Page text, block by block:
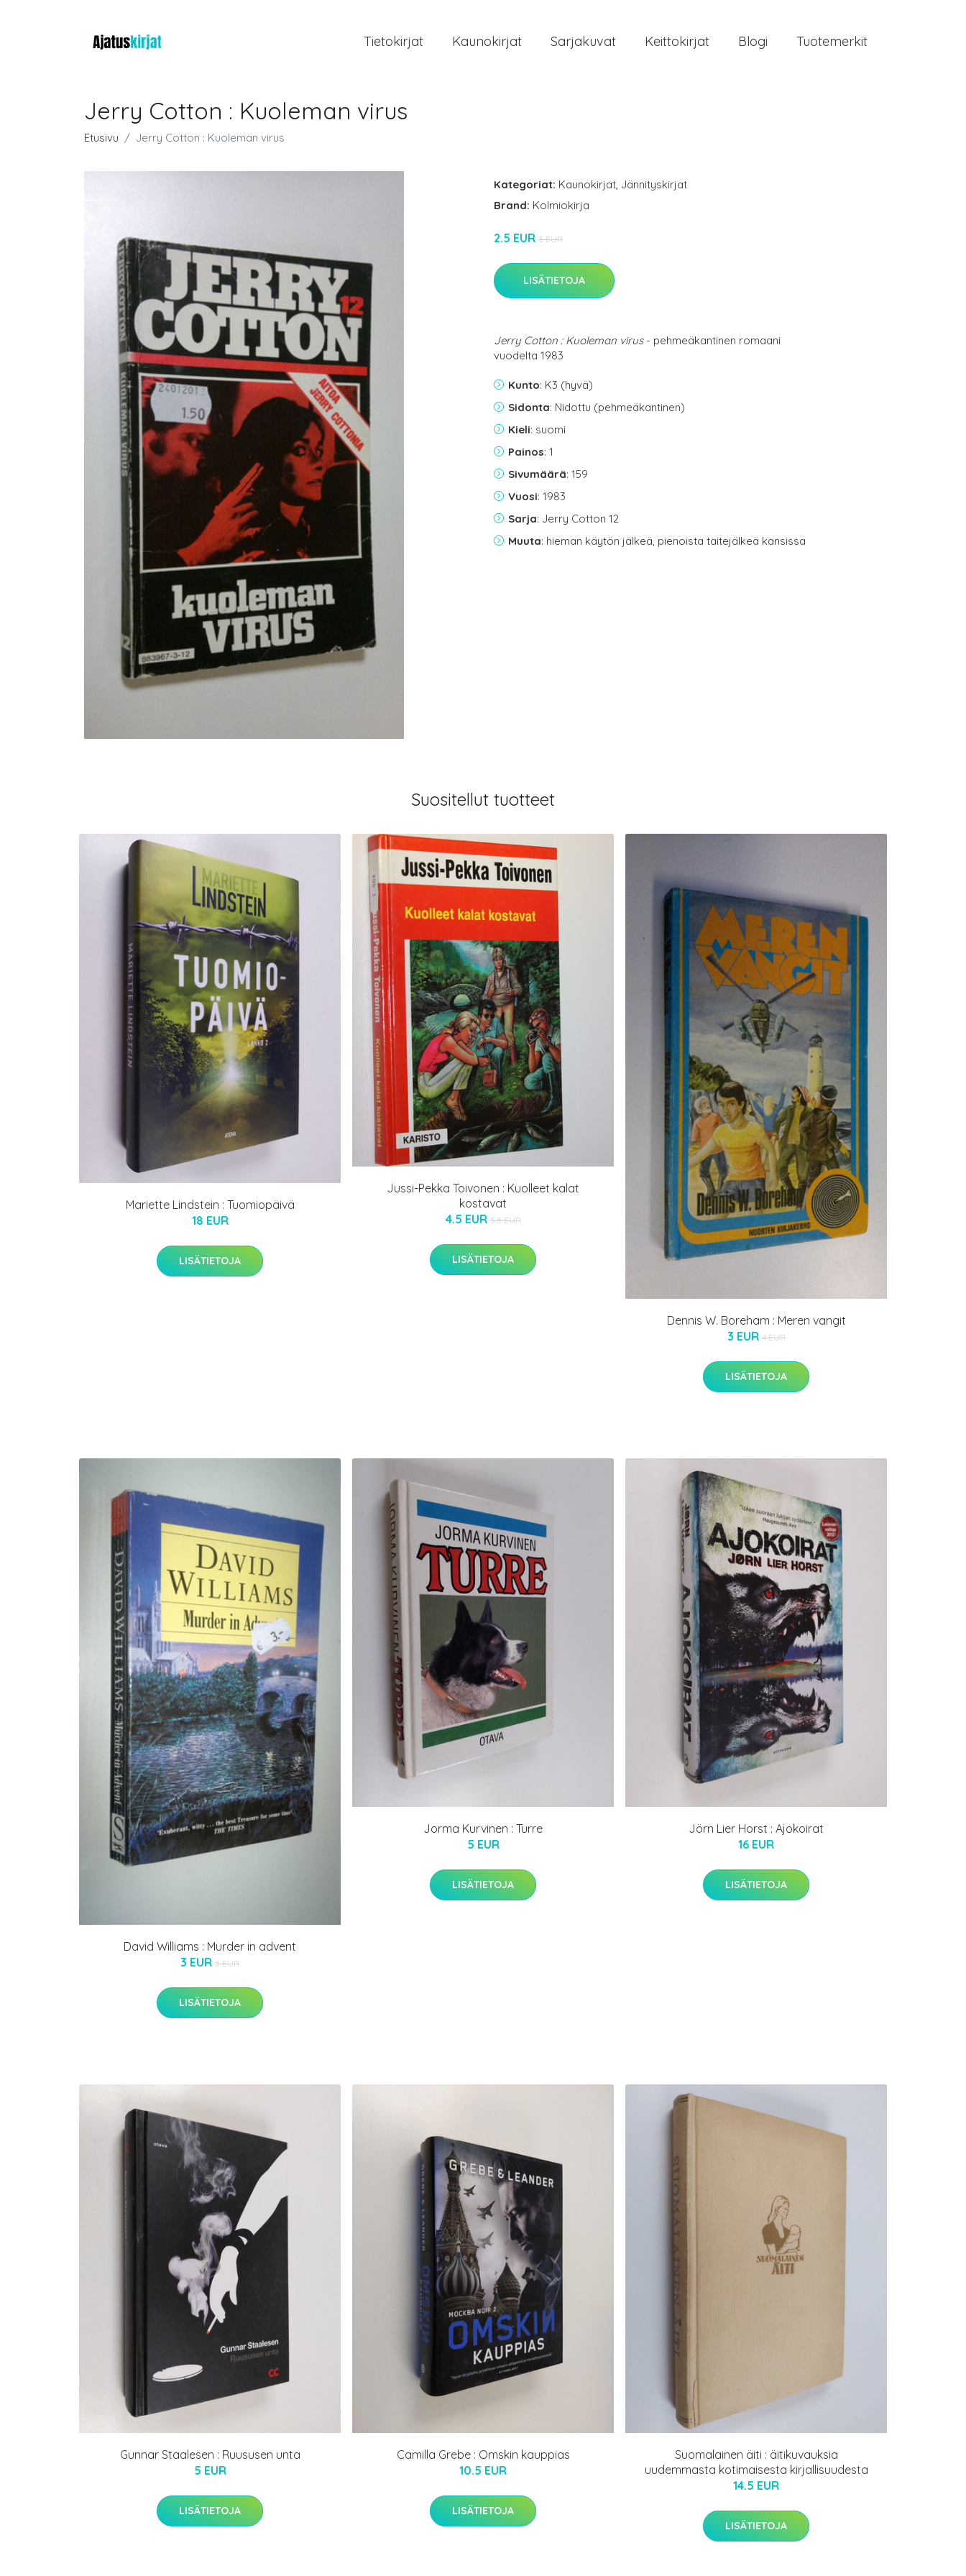
Tietokirjat Kaunokirjat Sarjakuvat Keittokirjat Blogi Tuotemerkit
Jerry Cotton : Kuoleman virus
Etusivu Jerry Cotton : Kuoleman virus
Kategoriat: Kaunokirjat, Jännityskirjat
Brand: Kolmiokirja
2.5 EUR 3 EUR
LISÄTIETOJA
Jerry Cotton : Kuoleman virus- pehmeäkantinen romaani
vuodelta 1983
Kunto: K3 (hyvä)
Sidonta: Nidottu (pehmeäkantinen)
Kieli: suomi
Painos: 1
Sivumäärä: 159
Vuosi: 1983
Sarja: Jerry Cotton 12
Muuta: hieman käytön jälkeä, pienoista taitejälkeä kansissa
Suositellut tuotteet
Mariette Lindstein : Tuomiopäivä
18 EUR
LISÄTIETOJA
Jussi-Pekka Toivonen : Kuolleet kalat
kostavat
4.5 EUR 5.5 EUR
LISÄTIETOJA
Dennis W. Boreham : Meren vangit
3 EUR 4 EUR
LISÄTIETOJA
David Williams : Murder in advent
3 EUR 5 EUR
LISÄTIETOJA
Jorma Kurvinen : Turre
5 EUR
LISÄTIETOJA
Jörn Lier Horst : Ajokoirat
16 EUR
LISÄTIETOJA
Gunnar Staalesen : Ruususen unta
5 EUR
LISÄTIETOJA
Camilla Grebe : Omskin kauppias
10.5 EUR
LISÄTIETOJA
Suomalainen äiti : äitikuvauksia
uudemmasta kotimaisesta kirjallisuudesta
14.5 EUR
LISÄTIETOJA